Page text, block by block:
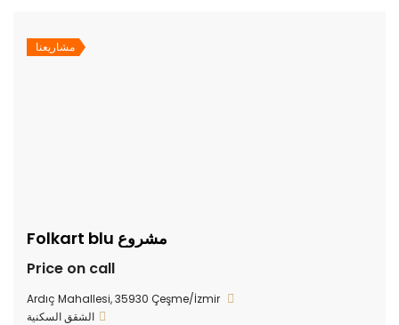
مشاريعنا
مشروع Folkart blu
Price on call
Ardıç Mahallesi, 35930 Çeşme/İzmir
الشقق السكنية